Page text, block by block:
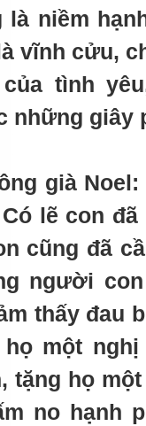
là niềm
vĩnh cửu,
tình
những giây
già
lẽ con
cũng đã
người
thấy đau
họ một
tặng họ
no hạnh